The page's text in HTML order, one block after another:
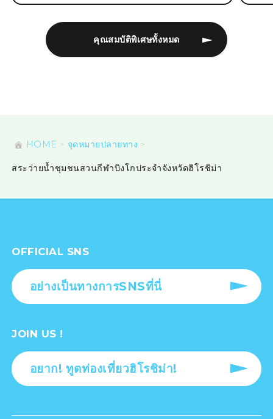
คุณสมบัติพิเศษทั้งหมด
HOME จุดหมายปลายทาง
สระว่ายน้ำชุมชนสวนกีฬาบิงโกประจำจังหวัดฮิโรชิม่า
OFFICIAL SNS
อย่างเป็นทางการSNSที่นี่
JOIN US !
อยาก! ทูตท่องเที่ยวฮิโรชิม่า!